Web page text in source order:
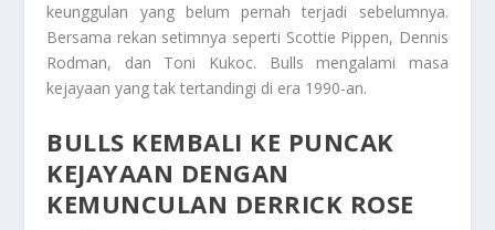
keunggulan yang belum pernah terjadi sebelumnya.
Bersama rekan setimnya seperti Scottie Pippen, Dennis
Rodman, dan Toni Kukoc. Bulls mengalami masa
kejayaan yang tak tertandingi di era 1990-an.
BULLS KEMBALI KE PUNCAK
KEJAYAAN DENGAN
KEMUNCULAN DERRICK ROSE